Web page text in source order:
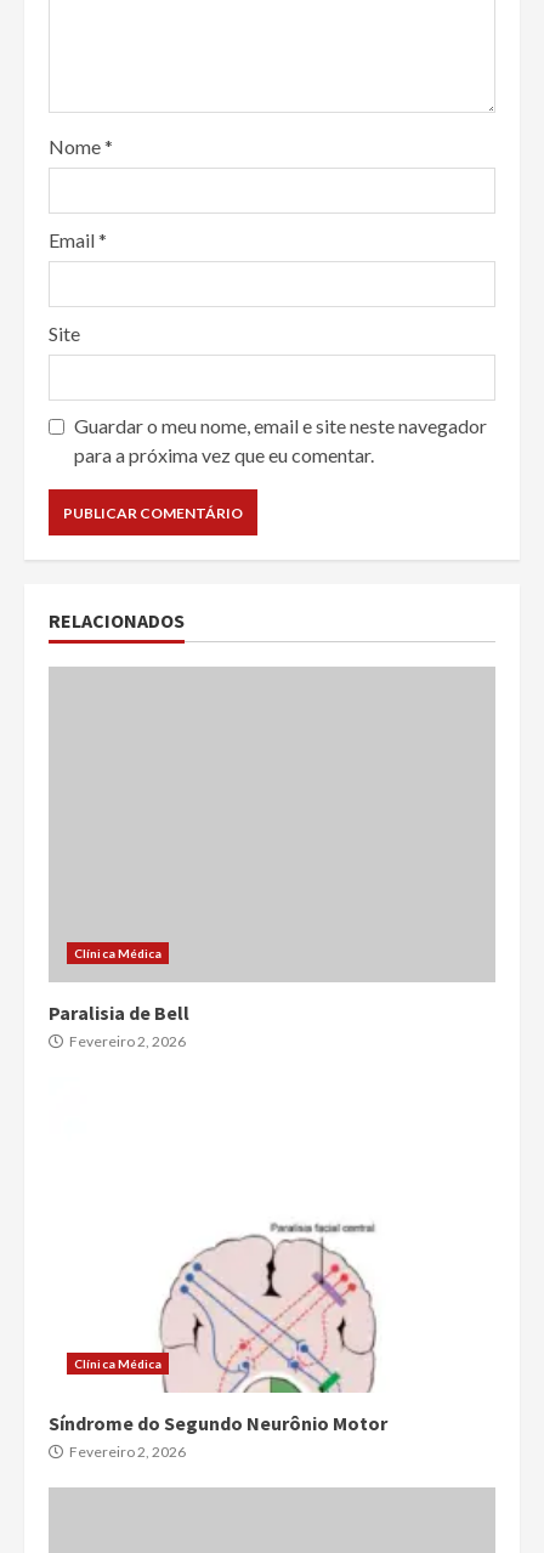
Nome*
Email*
Site
Guardar o meu nome, email e site neste navegador
para a próxima vez que eu comentar.
RELACIONADOS
Clínica Médica
Paralisia de Bell
Fevereiro 2, 2026
Clínica Médica
Síndrome do Segundo Neurônio Motor
Fevereiro 2, 2026